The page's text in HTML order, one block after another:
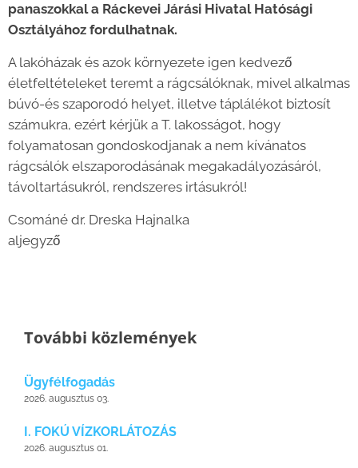
panaszokkal a Ráckevei Járási Hivatal Hatósági
Osztályához fordulhatnak.
A lakóházak és azok környezete igen kedvező
életfeltételeket teremt a rágcsálóknak, mivel alkalmas
búvó-és szaporodó helyet, illetve táplálékot biztosít
számukra, ezért kérjük a T. lakosságot, hogy
folyamatosan gondoskodjanak a nem kívánatos
rágcsálók elszaporodásának megakadályozásáról,
távoltartásukról, rendszeres irtásukról!
Csománé dr. Dreska Hajnalka
aljegyző
További közlemények
Ügyfélfogadás
2026. augusztus 03.
I. FOKÚ VÍZKORLÁTOZÁS
2026. augusztus 01.